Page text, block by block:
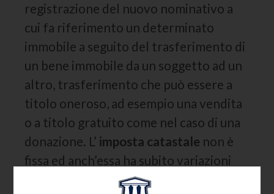
registrazione del nuovo nominativo a
cui fa riferimento un determinato
immobile a seguito del trasferimento di
un bene immobile da un soggetto ad un
altro, trasferimento che può essere a
titolo oneroso, ad esempio una vendita
o a titolo gratuito come nel caso di una
donazione. L’ imposta catastale non è
fissa ed anch’essa ha subito variazioni
nel corso degli anni.